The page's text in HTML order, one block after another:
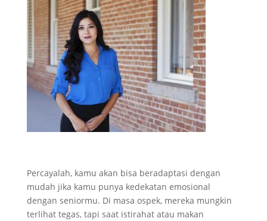
Percayalah, kamu akan bisa beradaptasi dengan
mudah jika kamu punya kedekatan emosional
dengan seniormu. Di masa ospek, mereka mungkin
terlihat tegas, tapi saat istirahat atau makan